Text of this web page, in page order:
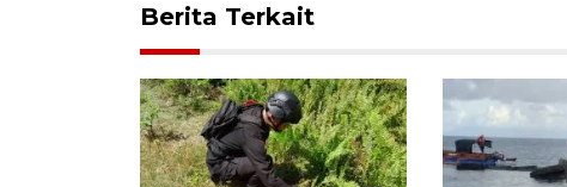
Berita Terkait